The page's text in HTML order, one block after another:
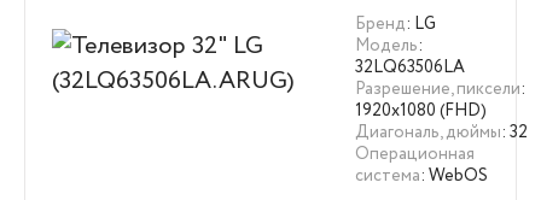
Бренд: LG
Модель:
32LQ63506LA
Разрешение, пиксели:
1920х1080 (FHD)
Диагональ, дюймы: 32
Операционная
система: WebOS